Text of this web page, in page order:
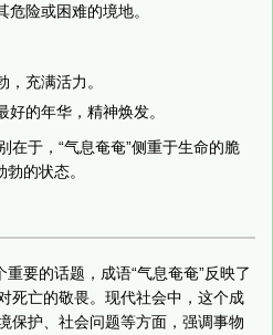
险或困难的境地。
充满活力。
好的年华，精神焕发。
在于，“气息奄奄”侧重于生命的脆
的状态。
要的话题，成语“气息奄奄”反映了
死亡的敬畏。现代社会中，这个成
保护、社会问题等方面，强调事物